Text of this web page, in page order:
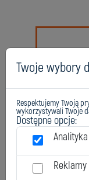
Twoje wybory
Respektujemy Twoją
wykorzystywali Twoje
Dostępne opcje:
Analityka
Reklamy